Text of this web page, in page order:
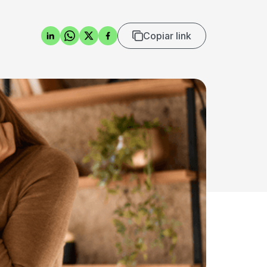
Copiar link